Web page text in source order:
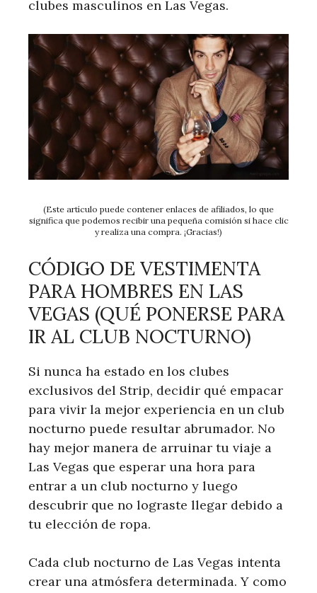
clubes masculinos en Las Vegas.
(Este artículo puede contener enlaces de afiliados, lo que
significa que podemos recibir una pequeña comisión si hace clic
y realiza una compra. ¡Gracias!)
CÓDIGO DE VESTIMENTA
PARA HOMBRES EN LAS
VEGAS (QUÉ PONERSE PARA
IR AL CLUB NOCTURNO)
Si nunca ha estado en los clubes
exclusivos del Strip, decidir qué empacar
para vivir la mejor experiencia en un club
nocturno puede resultar abrumador. No
hay mejor manera de arruinar tu viaje a
Las Vegas que esperar una hora para
entrar a un club nocturno y luego
descubrir que no lograste llegar debido a
tu elección de ropa.
Cada club nocturno de Las Vegas intenta
crear una atmósfera determinada. Y como